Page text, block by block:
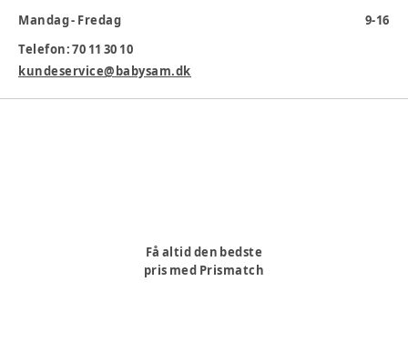
Varenummer:379807
Mandag - Fredag
9-16
Telefon: 70 11 30 10
kundeservice@babysam.dk
Få altid den bedste
pris med Prismatch